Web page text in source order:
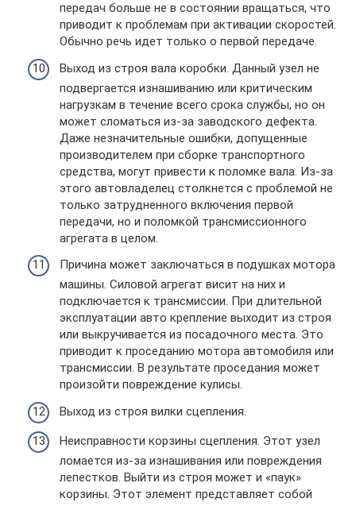
передач больше не в состоянии вращаться, что
приводит к проблемам при активации скоростей.
Обычно речь идет только о первой передаче.
Выход из строя вала коробки. Данный узел не
подвергается изнашиванию или критическим
нагрузкам в течение всего срока службы, но он
может сломаться из-за заводского дефекта.
Даже незначительные ошибки, допущенные
производителем при сборке транспортного
средства, могут привести к поломке вала. Из-за
этого автовладелец столкнется с проблемой не
только затрудненного включения первой
передачи, но и поломкой трансмиссионного
агрегата в целом.
Причина может заключаться в подушках мотора
машины. Силовой агрегат висит на них и
подключается к трансмиссии. При длительной
эксплуатации авто крепление выходит из строя
или выкручивается из посадочного места. Это
приводит к проседанию мотора автомобиля или
трансмиссии. В результате проседания может
произойти повреждение кулисы.
Выход из строя вилки сцепления.
Неисправности корзины сцепления. Этот узел
ломается из-за изнашивания или повреждения
лепестков. Выйти из строя может и «паук»
корзины. Этот элемент представляет собой